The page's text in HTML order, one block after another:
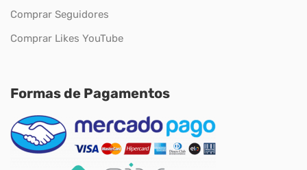
Comprar Seguidores
Comprar Likes YouTube
Formas de Pagamentos